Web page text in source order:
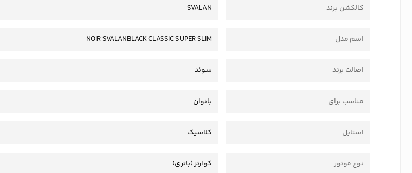
کالکشن برند SVALAN
اسم مدل NOIR SVALANBLACK CLASSIC SUPER SLIM
اصالت برند سوئد
مناسب برای بانوان
استایل کلاسیک
نوع موتور کوارتز (باتری)